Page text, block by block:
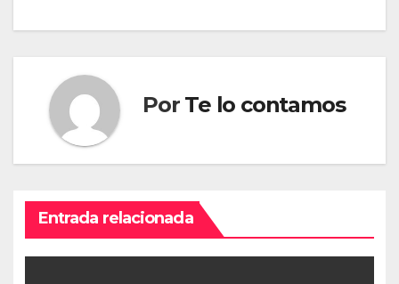
Por Te lo contamos
Entrada relacionada